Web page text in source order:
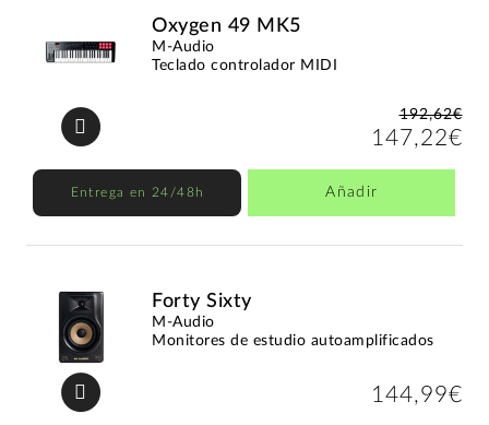
Oxygen 49 MK5
M-Audio
Teclado controlador MIDI
192,62€
147,22€
Entrega en 24/48h Añadir
Forty Sixty
M-Audio
Monitores de estudio autoamplificados
144,99€